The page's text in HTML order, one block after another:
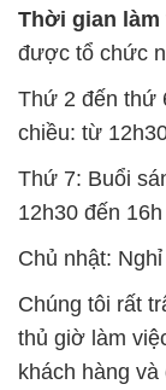
Thời gian làm
được tổ chức
Thứ 2 đến thứ
chiều: từ
Thứ 7: Buổi
12h30 đến 16h
Chủ nhật:
Chúng tôi rất
thủ giờ làm
khách hàng